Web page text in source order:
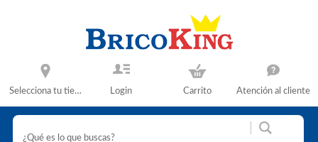
Selecciona tu tienda Login Carrito Atención al cliente